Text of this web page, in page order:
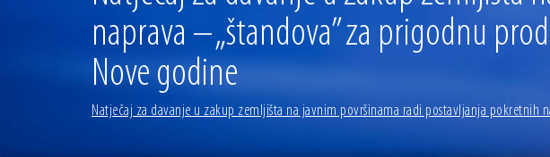
naprava – „štandova” za prigodnu
Nove godine
Natječaj za davanje u zakup zemljišta na javnim površinama radi postavljanja pokretnih